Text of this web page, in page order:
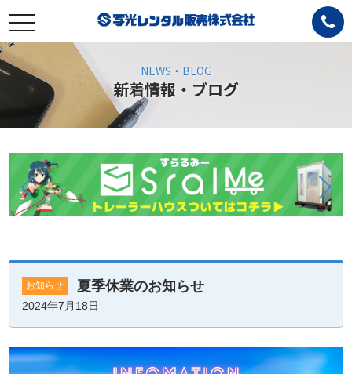
toggle
navigation
NEWS・BLOG
新着情報・ブログ
お知らせ 夏季休業のお知らせ
2024年7月18日